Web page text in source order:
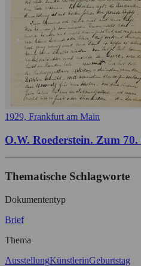
1929, Frankfurt am Main
O.W. Roederstein. Zum
Thematische Schlagworte
Dokumententyp
Brief
Thema
AusstellungKünstlerinGeburtstag